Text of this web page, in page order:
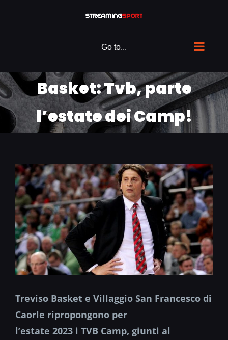
Go to...
Basket: Tvb, parte
l’estate dei Camp!
Treviso Basket e Villaggio San Francesco di
Caorle ripropongono per
l’estate 2023 i TVB Camp, giunti al